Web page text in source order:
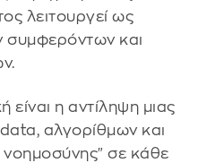
λειτουργεί ως
συμφερόντων και
είναι η αντίληψη μιας
αλγορίθμων και
σε κάθε